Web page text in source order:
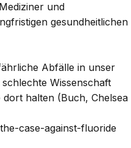
und
gesundheitlichen
Abfälle in unser
Wissenschaft
dort halten (Buch, Chelsea
case-against-fluoride